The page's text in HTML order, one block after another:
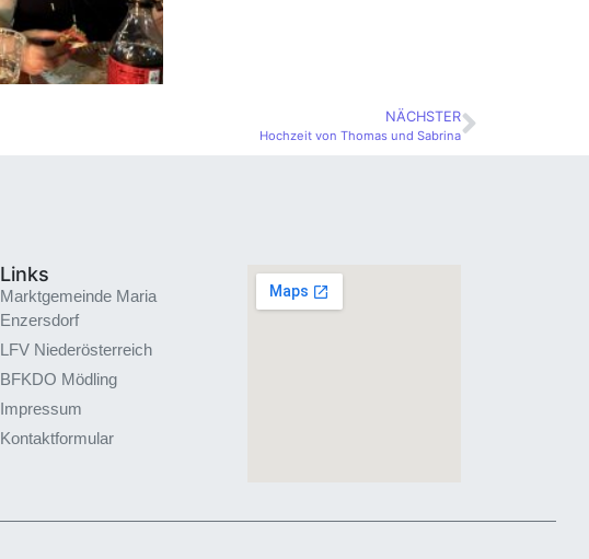
NÄCHSTER
Hochzeit von Thomas und Sabrina
Links
Marktgemeinde Maria
Enzersdorf
LFV Niederösterreich
BFKDO Mödling
Impressum
Kontaktformular